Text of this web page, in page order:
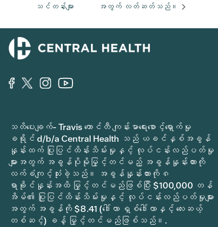
သင်တန်းများ
အတွက် လတ်ဆတ်သည်။
သတိပေးချက်- Travis ကောင်တီ ကျန်းမာရေးစောင့်ရှောက်မှု
ခရိုင် d/b/a Central Health သည် ယခင်နှစ်အခွန်
နှုန်းထက် ပြုပြင်ထိန်းသိမ်းမှုနှင့် လုပ်ငန်းလည်ပတ်မှု
များအတွက် အခွန်ပိုမိုမြှင့်တင်မည့် အခွန်နှုန်းထားကို
လက်ခံကျင့်သုံးခဲ့သည်။ အခွန်နှုန်းထားကို ၈
ရာခိုင်နှုန်းအထိ မြှင့်တင်မည်ဖြစ်ပြီး $100,000 တန်
အိမ်၏ ပြုပြင်ထိန်းသိမ်းမှုနှင့် လုပ်ငန်းလည်ပတ်မှုများ
အတွက် အခွန်ကို $8.41 (ဒေါ်လာ ရှစ်ဒေါ်လာနှင့် လေးဆယ့်
တစ်ဆင့်) ခန့် မြှင့်တင်မည်ဖြစ်သည်။.